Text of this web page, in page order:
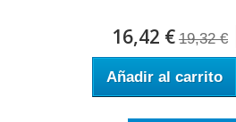
16,42 € 19,32 €
Añadir al carrito